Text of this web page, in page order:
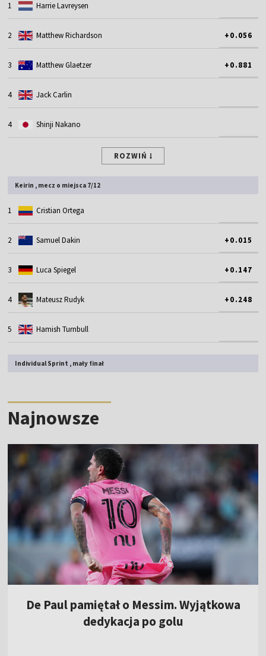
1 Harrie Lavreysen
2 Matthew Richardson +0.056
3 Matthew Glaetzer +0.881
4 Jack Carlin
4 Shinji Nakano
ROZWIŃ
Keirin , mecz o miejsca 7/12
1 Cristian Ortega
2 Samuel Dakin +0.015
3 Luca Spiegel +0.147
4 Mateusz Rudyk +0.248
5 Hamish Turnbull
Individual Sprint , mały finał
Najnowsze
De Paul pamiętał o Messim. Wyjątkowa
dedykacja po golu